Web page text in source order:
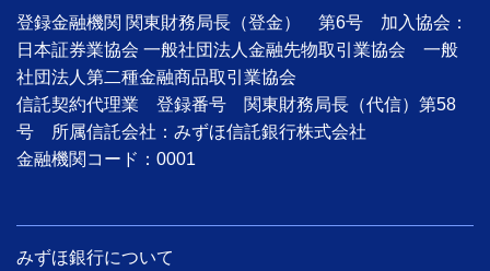
みずほダイレクト
みずほマイレージクラブ
ローン
登録金融機関 関東財務局長（登金） 第6号 加入協会：
日本証券業協会 一般社団法人金融先物取引業協会 一般
社団法人第二種金融商品取引業協会
信託契約代理業 登録番号 関東財務局長（代信）第58
号 所属信託会社：みずほ信託銀行株式会社
金融機関コード：0001
みずほ銀行について